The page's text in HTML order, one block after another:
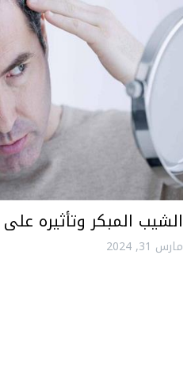
الشيب المبكر وتأثيره
مارس 31, 2024